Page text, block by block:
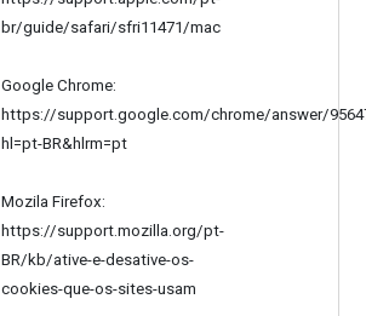
br/guide/safari/sfri11471/mac
Google Chrome:
https://support.google.com/chrome/answer/
hl=pt-BR&hlrm=pt
Mozila Firefox:
https://support.mozilla.org/pt-
BR/kb/ative-e-desative-os-
cookies-que-os-sites-usam